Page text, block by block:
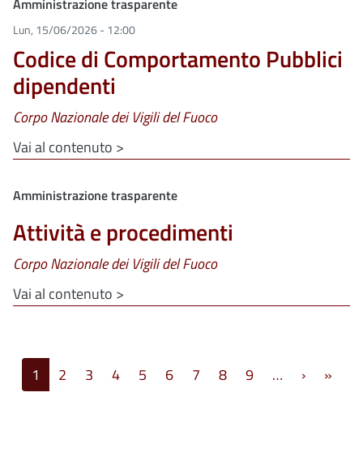
Clone di
Amministrazione trasparente
Lun, 15/06/2026 - 12:00
Codice di Comportamento Pubblici
dipendenti
Corpo Nazionale dei Vigili del Fuoco
Vai al contenuto >
Clone di
Amministrazione trasparente
Attività e procedimenti
Corpo Nazionale dei Vigili del Fuoco
Vai al contenuto >
Paginazione
1 2 3 4 5 6 7 8 9 … ›Pagina
»